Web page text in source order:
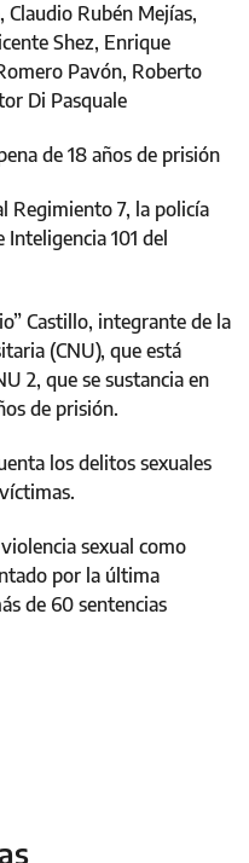
Rubén Mejías,
Shez, Enrique
Pavón, Roberto
Di Pasquale
de 18 años de prisión
Regimiento 7, la policía
101 del
Castillo, integrante de la
(CNU), que está
2, que se sustancia en
de prisión.
los delitos sexuales
sexual como
por la última
de 60 sentencias